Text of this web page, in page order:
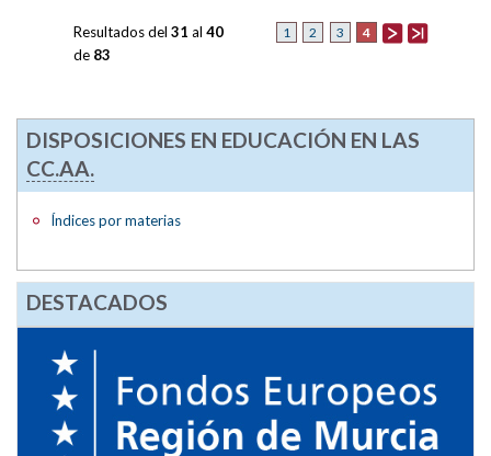
1 2 3 4
Resultados del 31 al 40
de 83
DISPOSICIONES EN EDUCACIÓN EN LAS
CC.AA.
Índices por materias
DESTACADOS